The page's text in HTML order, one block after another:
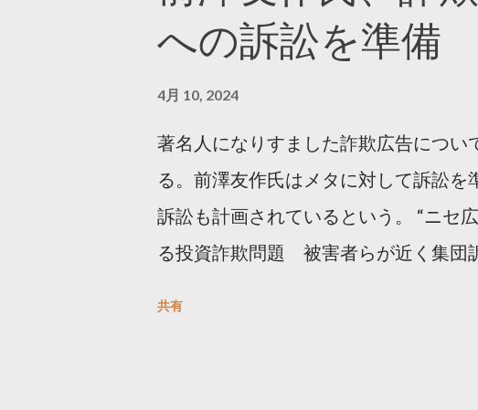
への訴訟を準備
4月 10, 2024
著名人になりすました詐欺広告につい
る。前澤友作氏はメタに対して訴訟
訴訟も計画されているという。 “ニセ
る投資詐欺問題 被害者らが近く集団
欺広告をめぐり… 前澤氏 メタを訴え
共有